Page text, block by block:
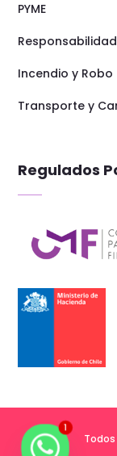
PYME
Incendio y Robo
Transporte y
Regulados
1